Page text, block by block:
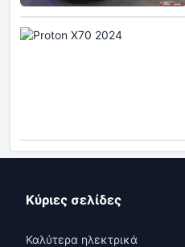
Κύριες σελίδες
Καλύτερα ηλεκτρικά